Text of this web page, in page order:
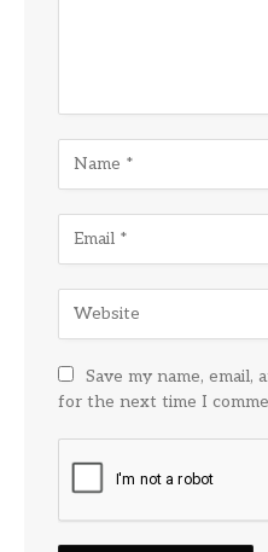
Save my name,
for the next time I